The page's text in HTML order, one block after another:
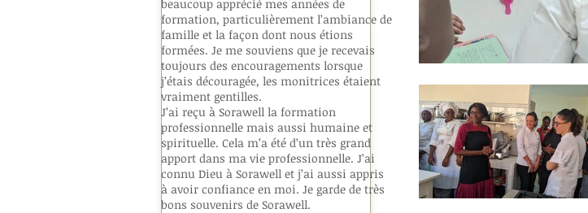
beaucoup apprécié mes années de
formation, particulièrement l’ambiance de
famille et la façon dont nous étions
formées. Je me souviens que je recevais
toujours des encouragements lorsque
j’étais découragée, les monitrices étaient
vraiment gentilles.
J’ai reçu à Sorawell la formation
professionnelle mais aussi humaine et
spirituelle. Cela m’a été d’un très grand
apport dans ma vie professionnelle. J’ai
connu Dieu à Sorawell et j’ai aussi appris
à avoir confiance en moi. Je garde de très
bons souvenirs de Sorawell.